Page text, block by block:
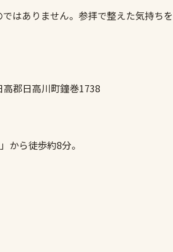
はありません。参拝で整えた気持ち
郡日高川町鐘巻1738
から徒歩約8分。